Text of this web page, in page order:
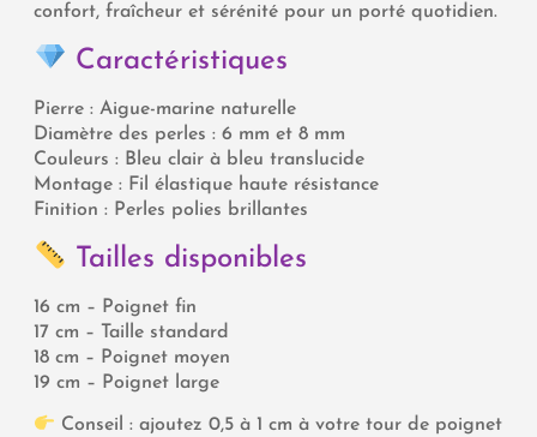
confort, fraîcheur et sérénité pour un porté quotidien.
Caractéristiques
Pierre : Aigue-marine naturelle
Diamètre des perles : 6 mm et 8 mm
Couleurs : Bleu clair à bleu translucide
Montage : Fil élastique haute résistance
Finition : Perles polies brillantes
Tailles disponibles
16 cm – Poignet fin
17 cm – Taille standard
18 cm – Poignet moyen
19 cm – Poignet large
Conseil : ajoutez 0,5 à 1 cm à votre tour de poignet